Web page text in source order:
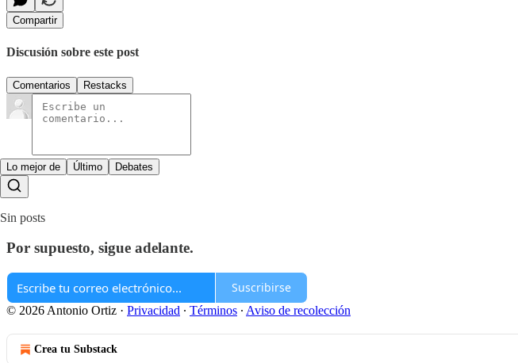
Compartir
Discusión sobre este post
Comentarios Restacks
Lo mejor de Último Debates
Sin posts
Por supuesto, sigue adelante.
Suscribirse
© 2026 Antonio Ortiz · Privacidad ∙ Términos ∙ Aviso de recolección
Crea tu Substack